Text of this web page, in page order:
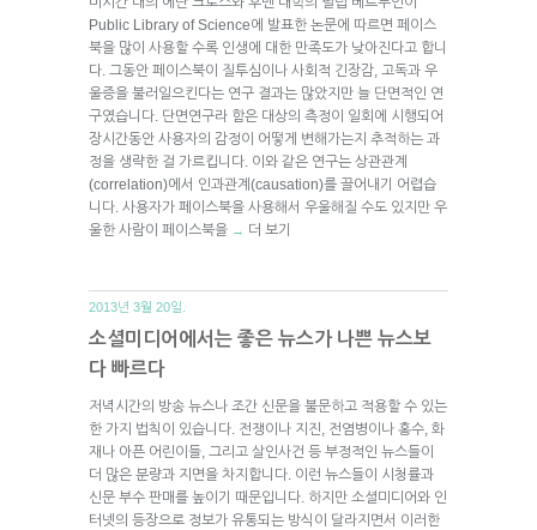
Public Library of Science에 발표한 논문에 따르면 페이스
북을 많이 사용할 수록 인생에 대한 만족도가 낮아진다고 합니
다. 그동안 페이스북이 질투심이나 사회적 긴장감, 고독과 우
울증을 불러일으킨다는 연구 결과는 많았지만 늘 단면적인 연
구였습니다. 단면연구라 함은 대상의 측정이 일회에 시행되어
장시간동안 사용자의 감정이 어떻게 변해가는지 추적하는 과
정을 생략한 걸 가르킵니다. 이와 같은 연구는 상관관계
(correlation)에서 인과관계(causation)를 끌어내기 어렵습
니다. 사용자가 페이스북을 사용해서 우울해질 수도 있지만 우
울한 사람이 페이스북을 → 더 보기
2013년 3월 20일.
소셜미디어에서는 좋은 뉴스가 나쁜 뉴스보
다 빠르다
저녁시간의 방송 뉴스나 조간 신문을 불문하고 적용할 수 있는
한 가지 법칙이 있습니다. 전쟁이나 지진, 전염병이나 홍수, 화
재나 아픈 어린이들, 그리고 살인사건 등 부정적인 뉴스들이
더 많은 분량과 지면을 차지합니다. 이런 뉴스들이 시청률과
신문 부수 판매를 높이기 때문입니다. 하지만 소셜미디어와 인
터넷의 등장으로 정보가 유통되는 방식이 달라지면서 이러한